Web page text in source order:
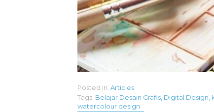
Posted in: Articles
Tags: Belajar Desain Grafis Digital Design
watercolour design